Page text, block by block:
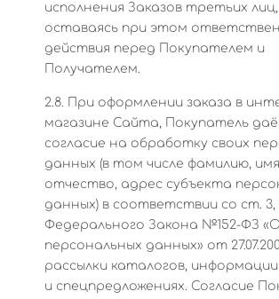
исполнения Заказов третьих лиц,
оставаясь при этом
действия перед Покупателем и
Получателем.
2.8. При оформлении заказа в
магазине Сайта, Покупатель
согласие на обработку своих
данных (в том числе фамилию,
отчество, адрес субъекта
данных) в соответствии со ст. 3,
Федерального Закона №152-ФЗ «О
персональных данных» от
рассылки каталогов,
и спецпредложениях. Согласие